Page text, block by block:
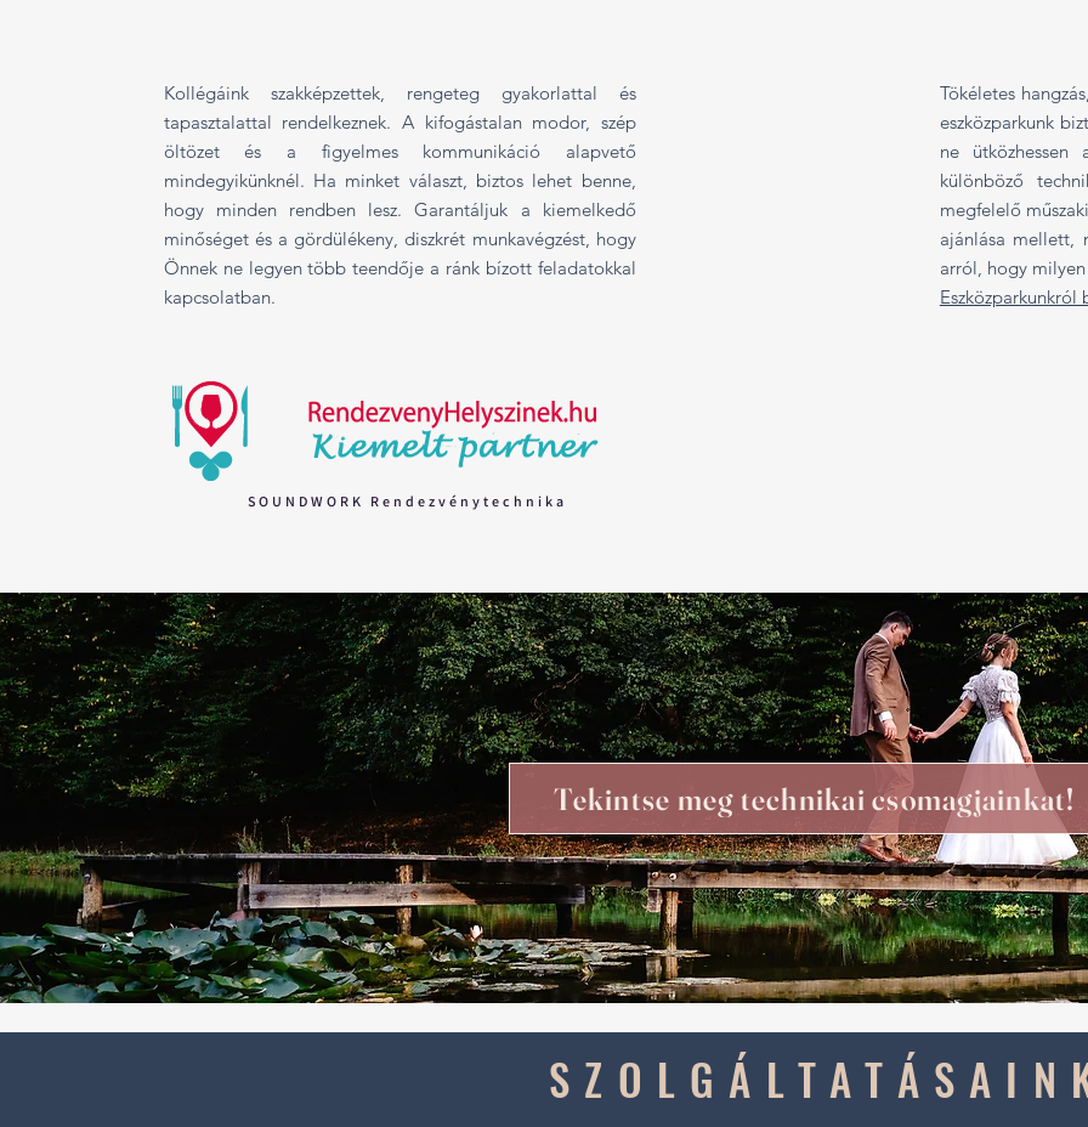
Kollégáink szakképzettek, rengeteg gyakorlattal és
tapasztalattal rendelkeznek. A kifogástalan modor, szép
öltözet és a figyelmes kommunikáció alapvető
mindegyikünknél. Ha minket választ, biztos lehet benne,
hogy minden rendben lesz. Garantáljuk a kiemelkedő
minőséget és a gördülékeny, diszkrét munkavégzést, hogy
Önnek ne legyen több teendője a ránk bízott feladatokkal
kapcsolatban.
SOUNDWORK Rendezvénytechnika
Tökéletes
eszközparkunk
ne ütközhessen
különböző
megfelelő
ajánlása mellett,
arról, hogy
Eszközparkunkról
Tekintse meg technikai csomagjainkat!